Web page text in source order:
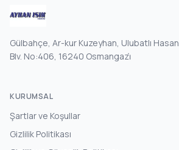
Gülbahçe, Ar-kur Kuzeyhan, Ulubatlı Hasan
Blv. No:406, 16240 Osmangazi̇
KURUMSAL
Şartlar ve Koşullar
Gizlilik Politikası